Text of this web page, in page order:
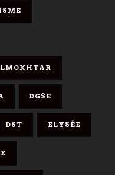
DGSE
DST ELYSÉE